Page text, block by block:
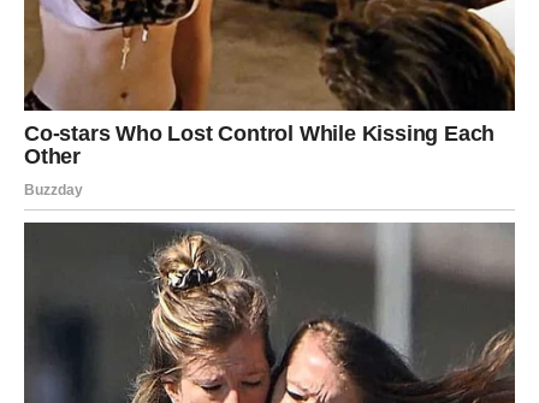
partnera. Moguće je da će se pojaviti neko iz prošlosti ili
situacija koja će ih natjerati da preispitaju svoja osjećanja.
Na poslovnom planu otvaraju se nove mogućnosti, ali će
biti potrebno više samopouzdanja kako bi ih iskoristile.
Najveća lekcija za Ribe tokom ovog perioda bit će
vjerovanje vlastitoj intuiciji. Odgovori koje traže već
postoje u njima, samo trebaju naučiti da ih poslušaju.